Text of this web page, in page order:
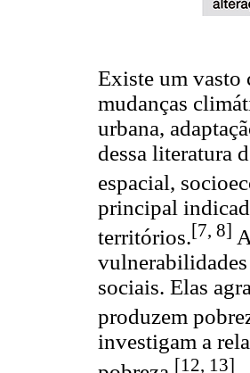
Existe um vasto
mudanças
urbana,
dessa literatura
espacial,
principal
territórios.[7, 8]
sociais. Elas
produzem
investigam a
[12, 13]